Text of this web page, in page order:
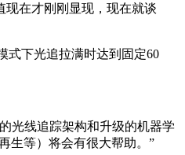
现在才刚刚显现，现在就谈
式下光追拉满时达到固定60
光线追踪架构和升级的机器学
生等）将会有很大帮助。”